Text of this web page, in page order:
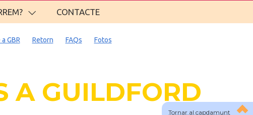
CONTACTE
Tornar al capdamunt
GBR Retorn FAQs Fotos
GUILDFORD